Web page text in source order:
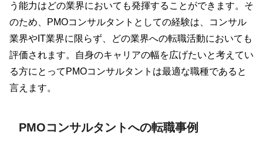
う能力はどの業界においても発揮することができます。そ
のため、PMOコンサルタントとしての経験は、コンサル
業界やIT業界に限らず、どの業界への転職活動においても
評価されます。自身のキャリアの幅を広げたいと考えてい
る方にとってPMOコンサルタントは最適な職種であると
言えます。
PMOコンサルタントへの転職事例